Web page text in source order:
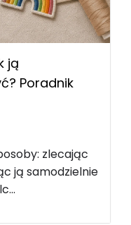
ją
Poradnik
zlecając
ją samodzielnie